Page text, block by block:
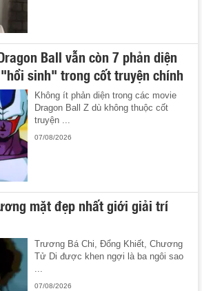
Ball vẫn còn 7 phản diện
sinh" trong cốt truyện chính
Không ít phản diện trong các movie
Dragon Ball Z dù không thuộc cốt
truyện ...
07/08/2026
mặt đẹp nhất giới giải trí
Trương Bá Chi, Đổng Khiết, Chương
Tử Di được khen ngợi là ba ngôi sao
...
07/08/2026